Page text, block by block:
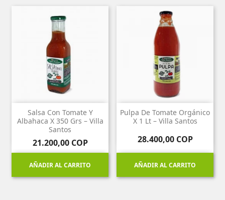
Salsa Con Tomate Y
Albahaca X 350 Grs – Villa
Santos
Precio
21.200,00 COP
AÑADIR AL CARRITO
Pulpa De Tomate Orgánico
X 1 Lt – Villa Santos
Precio
28.400,00 COP
AÑADIR AL CARRITO